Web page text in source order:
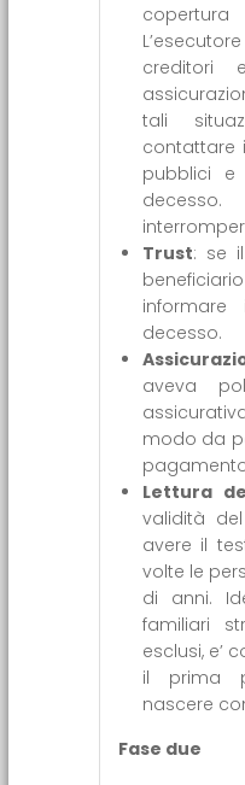
creditori
tali
contattare
pubblici
Trust: se
decesso.
aveva
modo da
Lettura
validità
avere il
volte le
di anni.
familiari
esclusi, e’
il prima
nascere
Fase due